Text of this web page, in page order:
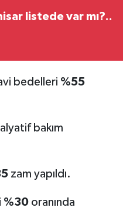
listede var mı?..
bedelleri %55
bakım
zam yapıldı.
%30oranında